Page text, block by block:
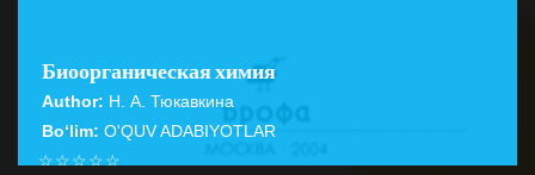
Биоорганическая химия
Author: Н. А. Тюкавкина
Bo‘lim: O'QUV ADABIYOTLAR
☆
☆
☆
☆
☆